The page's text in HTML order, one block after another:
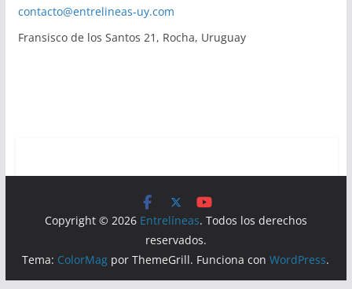
contacto@entrelineas-uy.com
Fransisco de los Santos 21, Rocha, Uruguay
Copyright © 2026 Entrelíneas. Todos los derechos
reservados.
Tema: ColorMag por ThemeGrill. Funciona conWordPress.